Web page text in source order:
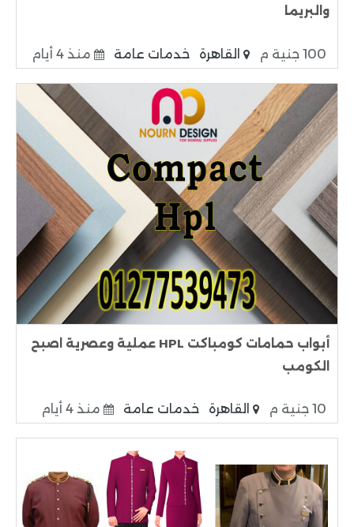
والبريما
100 جنية م القاهرة خدمات عامة منذ 4 أيام
أبواب حمامات كومباكت HPL عملية وعصرية اصبح
الكومب
10 جنية م القاهرة خدمات عامة منذ 4 أيام